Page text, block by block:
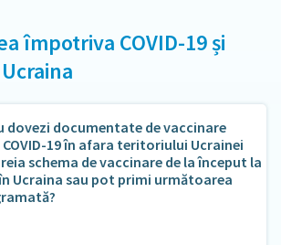
împotriva COVID-19 și
dovezi documentate de vaccinare
19 în afara teritoriului Ucrainei
schema de vaccinare de la început la
Ucraina sau pot primi următoarea